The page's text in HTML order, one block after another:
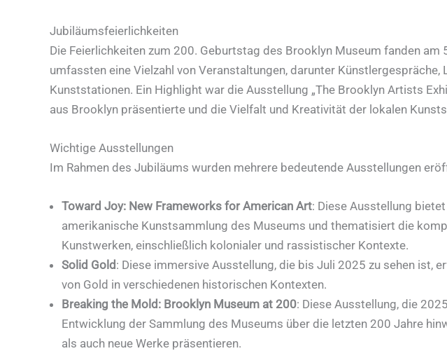
Jubiläumsfeierlichkeiten
Die Feierlichkeiten zum 200. Geburtstag des Brooklyn Museum fanden
umfassten eine Vielzahl von Veranstaltungen, darunter Künstlergespräche,
Kunststationen. Ein Highlight war die Ausstellung „The Brooklyn Artists
aus Brooklyn präsentierte und die Vielfalt und Kreativität der lokalen
Wichtige Ausstellungen
Im Rahmen des Jubiläums wurden mehrere bedeutende Ausstellungen
Toward Joy: New Frameworks for American Art: Diese Ausstellung
amerikanische Kunstsammlung des Museums und thematisiert die
Kunstwerken, einschließlich kolonialer und rassistischer Kontexte.
Solid Gold: Diese immersive Ausstellung, die bis Juli 2025 zu sehen ist,
von Gold in verschiedenen historischen Kontexten.
Breaking the Mold: Brooklyn Museum at 200: Diese Ausstellung, die
Entwicklung der Sammlung des Museums über die letzten 200 Jahre
als auch neue Werke präsentieren.